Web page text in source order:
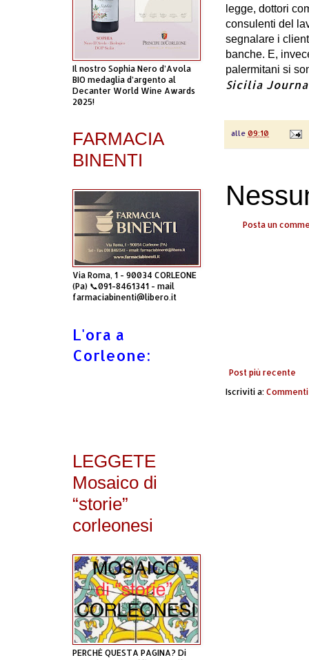
legge, dottori
consulenti del
segnalare i
banche. E,
palermitani si
Sicilia
alle 09:10
Posta un
Post più recente
Iscriviti a:
Il nostro Sophia Nero d’Avola
BIO medaglia d’argento al
Decanter World Wine Awards
2025!
FARMACIA
BINENTI
Via Roma, 1 - 90034 CORLEONE
(Pa) 📞091-8461341 - mail
farmaciabinenti@libero.it
L'ora a
Corleone:
LEGGETE
Mosaico di
“storie”
corleonesi
PERCHÈ QUESTA PAGINA? Di